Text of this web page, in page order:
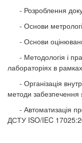
- Розроблення
- Основи
- Основи
- Методологія і
лабораторіях в
- Організація
методи забезпечення
- Автоматизація
ДСТУ ISO/IEC